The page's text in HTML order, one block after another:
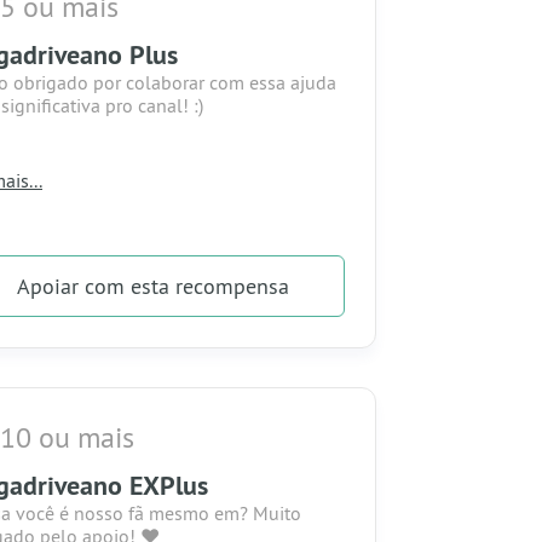
Plus
obrigado por colaborar com essa ajuda
pro canal! :)
site.
pode escolher o tema de um vídeo de
Apoiarcom esta recompensa
ou mais
EXPlus
você é nosso fã mesmo em? Muito
pelo apoio! ❤